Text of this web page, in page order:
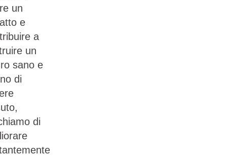
un
e
a
un
sano e
di
di